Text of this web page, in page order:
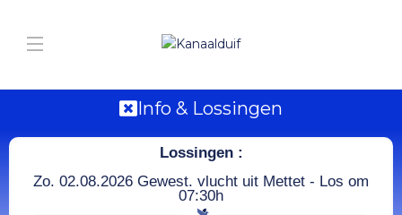
Info & Lossingen
Lossingen :
Zo. 02.08.2026 Gewest. vlucht uit Mettet - Los om
07:30h